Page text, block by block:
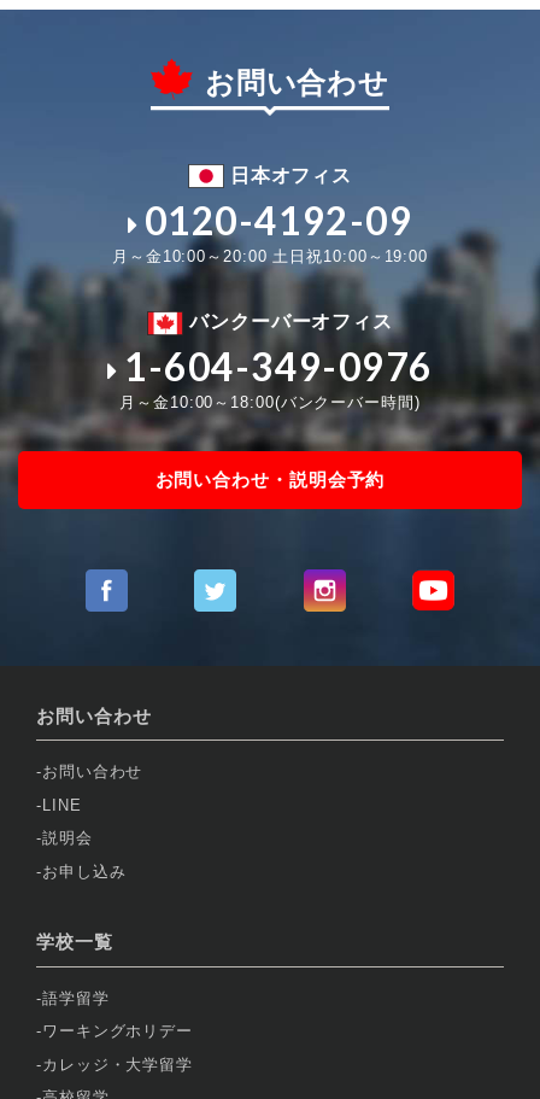
お問い合わせ
日本オフィス
0120-4192-09
月～金10:00～20:00 土日祝10:00～19:00
バンクーバーオフィス
1-604-349-0976
月～金10:00～18:00(バンクーバー時間)
お問い合わせ・説明会予約
お問い合わせ
お問い合わせ
LINE
説明会
お申し込み
学校一覧
語学留学
ワーキングホリデー
カレッジ・大学留学